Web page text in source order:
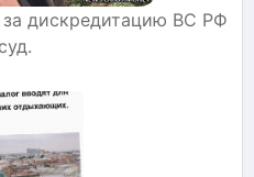
дискредитацию ВС РФ